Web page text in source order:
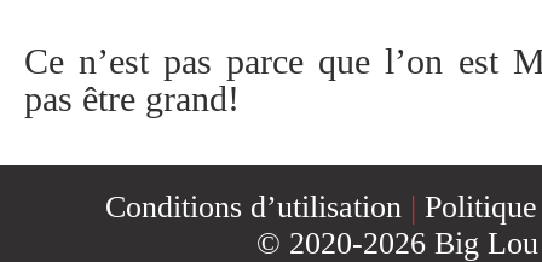
Ce n’est pas parce que l’on est
pas être grand!
Conditions d’utilisation|
© 2020-2026 Big